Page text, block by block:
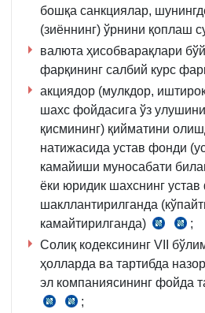
бошқа санкциялар,
(зиённинг) ўрнини қоплаш
валюта ҳисобварақлари
фарқининг салбий курс
акциядор (мулкдор,
шахс фойдасига ўз
қисмининг) қийматини
натижасида устав фонди
камайиши муносабати
ёки юридик шахснинг
шакллантирилганда
камайтирилганда)
СК
297-
м.
3-
СК
463-
м.
1-
;
Солиқ кодексининг VII
ҳолларда ва тартибда
эл компаниясининг фойда
СК СК
;